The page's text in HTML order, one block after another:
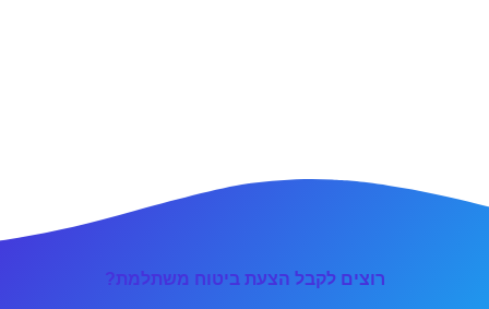
רוצים לקבל הצעת ביטוח משתלמת?